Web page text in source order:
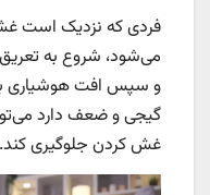
فردی که نزدیک است
می‌شود، شروع به
و سپس افت هوشیاری
گیجی و ضعف دارد
غش کردن جلوگیری کند.